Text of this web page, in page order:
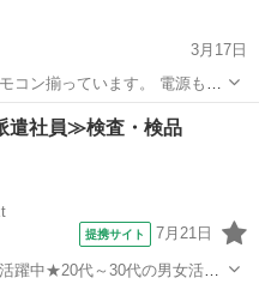
3月17日
コン揃っています。 電源も付
DVD入れ口がボタンでは開か
とはできます。 すみません、
像プレーヤー、レコーダー
遣社員≫検査・検品
提携サイト 7月21日
躍中★20代～30代の男女活躍